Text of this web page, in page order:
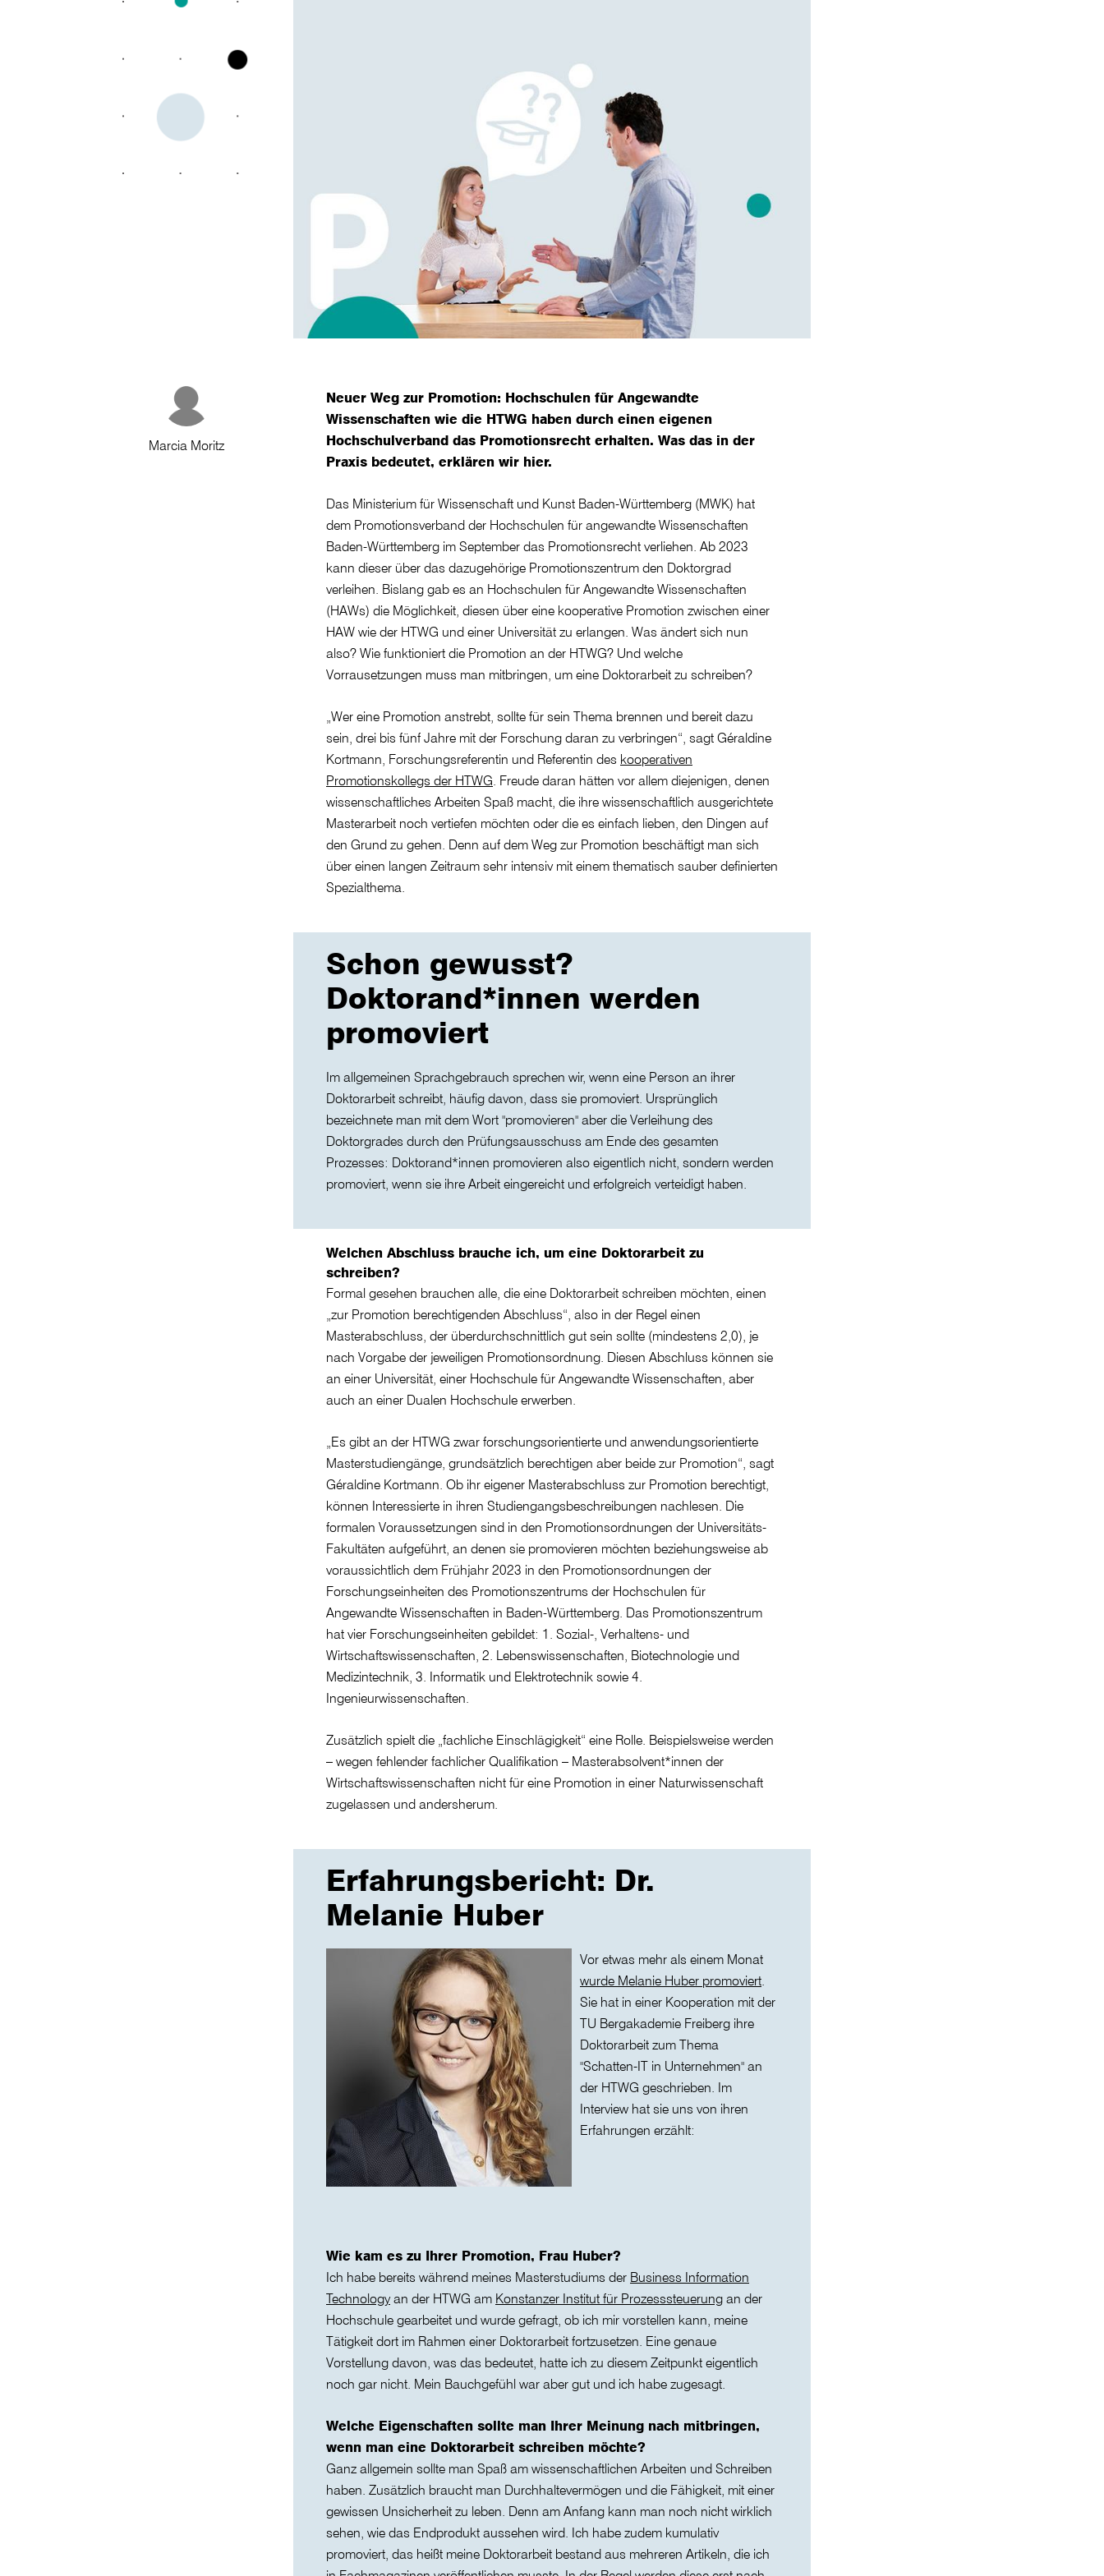
Marcia Moritz
Neuer Weg zur Promotion: Hochschulen für Angewandte
Wissenschaften wie die HTWG haben durch einen eigenen
Hochschulverband das Promotionsrecht erhalten. Was das in der
Praxis bedeutet, erklären wir hier.
Das Ministerium für Wissenschaft und Kunst Baden-Württemberg (MWK) hat
dem Promotionsverband der Hochschulen für angewandte Wissenschaften
Baden-Württemberg im September das Promotionsrecht verliehen. Ab 2023
kann dieser über das dazugehörige Promotionszentrum den Doktorgrad
verleihen. Bislang gab es an Hochschulen für Angewandte Wissenschaften
(HAWs) die Möglichkeit, diesen über eine kooperative Promotion zwischen einer
HAW wie der HTWG und einer Universität zu erlangen. Was ändert sich nun
also? Wie funktioniert die Promotion an der HTWG? Und welche
Vorrausetzungen muss man mitbringen, um eine Doktorarbeit zu schreiben?
„Wer eine Promotion anstrebt, sollte für sein Thema brennen und bereit dazu
sein, drei bis fünf Jahre mit der Forschung daran zu verbringen“, sagt Géraldine
Kortmann, Forschungsreferentin und Referentin des kooperativen
Promotionskollegs der HTWG . Freude daran hätten vor allem diejenigen, denen
wissenschaftliches Arbeiten Spaß macht, die ihre wissenschaftlich ausgerichtete
Masterarbeit noch vertiefen möchten oder die es einfach lieben, den Dingen auf
den Grund zu gehen. Denn auf dem Weg zur Promotion beschäftigt man sich
über einen langen Zeitraum sehr intensiv mit einem thematisch sauber definierten
Spezialthema.
Schon gewusst?
Doktorand*innen werden
promoviert
Im allgemeinen Sprachgebrauch sprechen wir, wenn eine Person an ihrer
Doktorarbeit schreibt, häufig davon, dass sie promoviert. Ursprünglich
bezeichnete man mit dem Wort "promovieren" aber die Verleihung des
Doktorgrades durch den Prüfungsausschuss am Ende des gesamten
Prozesses: Doktorand*innen promovieren also eigentlich nicht, sondern werden
promoviert, wenn sie ihre Arbeit eingereicht und erfolgreich verteidigt haben.
Welchen Abschluss brauche ich, um eine Doktorarbeit zu
schreiben?
Formal gesehen brauchen alle, die eine Doktorarbeit schreiben möchten, einen
„zur Promotion berechtigenden Abschluss“, also in der Regel einen
Masterabschluss, der überdurchschnittlich gut sein sollte (mindestens 2,0), je
nach Vorgabe der jeweiligen Promotionsordnung. Diesen Abschluss können sie
an einer Universität, einer Hochschule für Angewandte Wissenschaften, aber
auch an einer Dualen Hochschule erwerben.
„Es gibt an der HTWG zwar forschungsorientierte und anwendungsorientierte
Masterstudiengänge, grundsätzlich berechtigen aber beide zur Promotion“, sagt
Géraldine Kortmann. Ob ihr eigener Masterabschluss zur Promotion berechtigt,
können Interessierte in ihren Studiengangsbeschreibungen nachlesen. Die
formalen Voraussetzungen sind in den Promotionsordnungen der Universitäts-
Fakultäten aufgeführt, an denen sie promovieren möchten beziehungsweise ab
voraussichtlich dem Frühjahr 2023 in den Promotionsordnungen der
Forschungseinheiten des Promotionszentrums der Hochschulen für
Angewandte Wissenschaften in Baden-Württemberg. Das Promotionszentrum
hat vier Forschungseinheiten gebildet: 1. Sozial-, Verhaltens- und
Wirtschaftswissenschaften, 2. Lebenswissenschaften, Biotechnologie und
Medizintechnik, 3. Informatik und Elektrotechnik sowie 4.
Ingenieurwissenschaften.
Zusätzlich spielt die „fachliche Einschlägigkeit“ eine Rolle. Beispielsweise werden
– wegen fehlender fachlicher Qualifikation – Masterabsolvent*innen der
Wirtschaftswissenschaften nicht für eine Promotion in einer Naturwissenschaft
zugelassen und andersherum.
Erfahrungsbericht: Dr.
Melanie Huber
Vor etwas mehr als einem Monat
wurde Melanie Huber promoviert
Sie hat in einer Kooperation mit der
TU Bergakademie Freiberg ihre
Doktorarbeit zum Thema
"Schatten-IT in Unternehmen" an
der HTWG geschrieben. Im
Interview hat sie uns von ihren
Erfahrungen erzählt:
Wie kam es zu Ihrer Promotion, Frau Huber?
Ich habe bereits während meines Masterstudiums der Business Information
Technologyan der HTWG am Konstanzer Institut für Prozesssteuerung an der
Hochschule gearbeitet und wurde gefragt, ob ich mir vorstellen kann, meine
Tätigkeit dort im Rahmen einer Doktorarbeit fortzusetzen. Eine genaue
Vorstellung davon, was das bedeutet, hatte ich zu diesem Zeitpunkt eigentlich
noch gar nicht. Mein Bauchgefühl war aber gut und ich habe zugesagt.
Welche Eigenschaften sollte man Ihrer Meinung nach mitbringen,
wenn man eine Doktorarbeit schreiben möchte?
Ganz allgemein sollte man Spaß am wissenschaftlichen Arbeiten und Schreiben
haben. Zusätzlich braucht man Durchhaltevermögen und die Fähigkeit, mit einer
gewissen Unsicherheit zu leben. Denn am Anfang kann man noch nicht wirklich
sehen, wie das Endprodukt aussehen wird. Ich habe zudem kumulativ
promoviert, das heißt meine Doktorarbeit bestand aus mehreren Artikeln, die ich